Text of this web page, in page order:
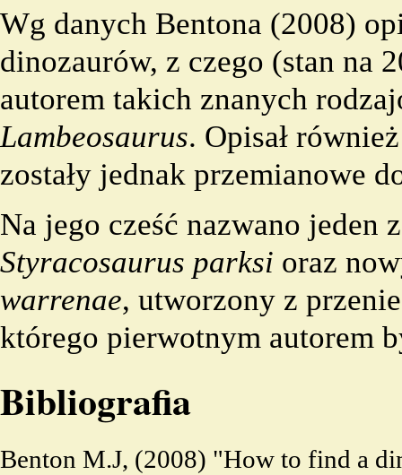
Wg danych Bentona (2008)
dinozaurów, z czego (stan na
autorem takich znanych
Lambeosaurus. Opisał
zostały jednak przemianowe
Na jego cześć nazwano jeden
Styracosaurus parksi oraz
warrenae, utworzony z
którego pierwotnym autorem
Bibliografia
Benton M.J, (2008) "How to find a